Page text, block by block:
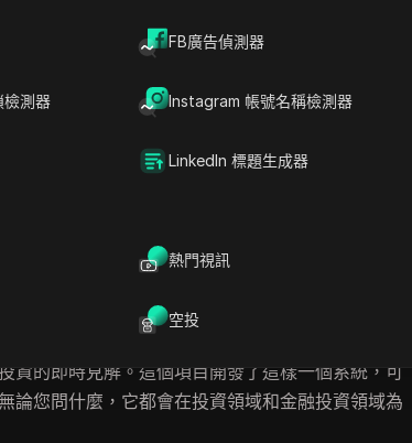
FB廣告偵測器
測器 Instagram 帳號名稱檢測器
LinkedIn 標題生成器
熱門視訊
空投
的重要性
。那麼，Moonberg是什麼呢？在這裡清楚
能力與聊天GPT的智慧相結合。基本上，您可以通
資的即時見解。這個項目開發了這樣一個系統，可
論您問什麼，它都會在投資領域和金融投資領域為